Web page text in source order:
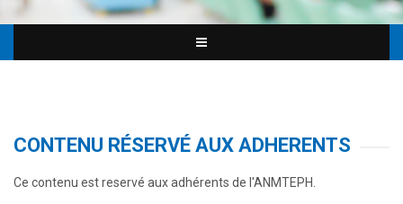
CONTENU RÉSERVÉ AUX ADHERENTS
Ce contenu est reservé aux adhérents de l'ANMTEPH.